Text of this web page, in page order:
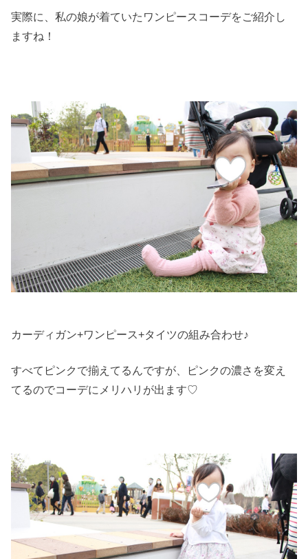
実際に、私の娘が着ていたワンピースコーデをご紹介し
ますね！
カーディガン+ワンピース+タイツの組み合わせ♪
すべてピンクで揃えてるんですが、ピンクの濃さを変え
てるのでコーデにメリハリが出ます♡